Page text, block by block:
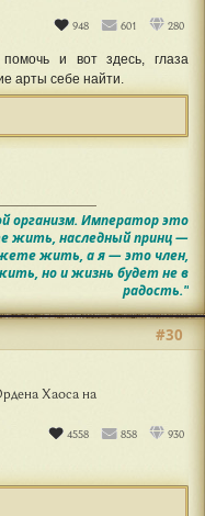
948 601 280
и вот здесь, глаза
арты себе найти.
организм. Император это
жить, наследный принц —
жить, а я — это член,
но и жизнь будет не в
радость."
Хаоса на
4558 858 930
#30